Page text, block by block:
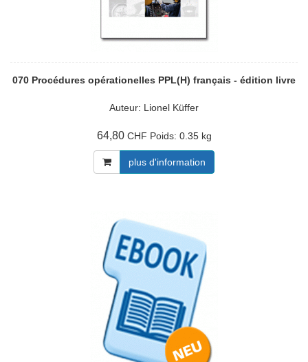
070 Procédures opérationelles PPL(H) français - édition livre
Auteur: Lionel Küffer
64,80 CHF Poids: 0.35 kg
plus d'information